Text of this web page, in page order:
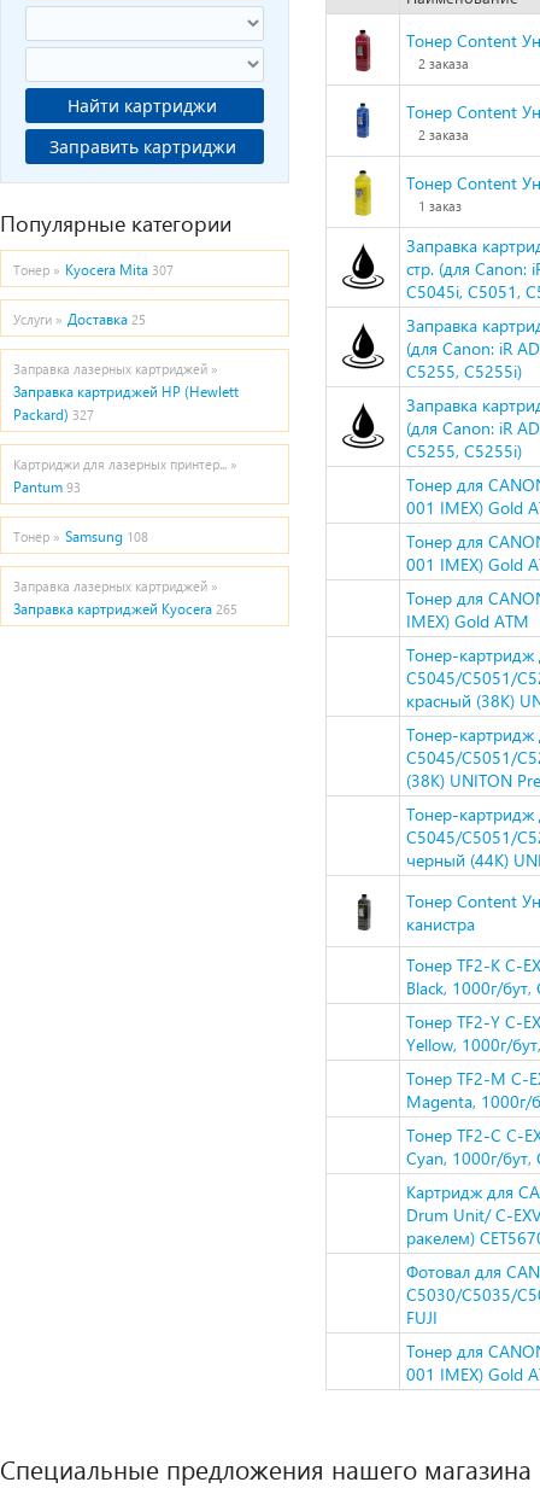
Найти картриджи
Заправить картриджи
Популярные категории
Тонер » Kyocera Mita 307
Услуги » Доставка 25
Заправка лазерных картриджей »
Заправка картриджей HP (Hewlett
Packard) 327
Картриджи для лазерных принтер... »
Pantum 93
Тонер » Samsung 108
Заправка лазерных картриджей »
Заправка картриджей Kyocera 265
Тонер Content
2 заказа
Тонер Content
2 заказа
Тонер Content
1 заказ
Заправка
стр. (для Canon:
C5045i, C5051,
Заправка
(для Canon: iR
C5255, C5255i)
Заправка
(для Canon: iR
C5255, C5255i)
Тонер для
001 IMEX) Gold
Тонер для
001 IMEX) Gold
Тонер для
IMEX) Gold ATM
Тонер-картридж
C5045/C5051/
красный (38K)
Тонер-картридж
C5045/C5051/
(38K) UNITON
Тонер-картридж
C5045/C5051/
черный (44K)
Тонер Content
канистра
Тонер TF2-K C-
Black, 1000г/бут,
Тонер TF2-Y C-
Yellow, 1000г/
Тонер TF2-M C-
Magenta, 1000г/
Тонер TF2-C C-
Cyan, 1000г/бут,
Картридж для
Drum Unit/ C-
ракелем)
Фотовал для
C5030/C5035/
FUJI
Тонер для
001 IMEX) Gold
Специальные предложения нашего магазина